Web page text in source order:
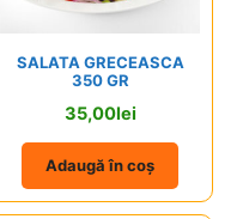
SALATA GRECEASCA
350 GR
35,00lei
Adaugă în coș